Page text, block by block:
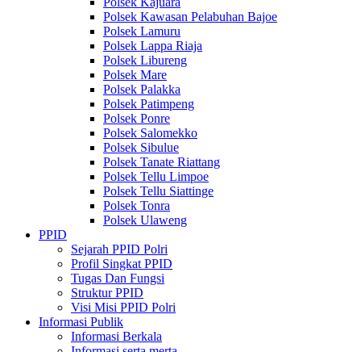
Polsek Kawasan Pelabuhan Bajoe
Polsek Lamuru
Polsek Lappa Riaja
Polsek Libureng
Polsek Mare
Polsek Palakka
Polsek Patimpeng
Polsek Ponre
Polsek Salomekko
Polsek Sibulue
Polsek Tanate Riattang
Polsek Tellu Limpoe
Polsek Tellu Siattinge
Polsek Tonra
Polsek Ulaweng
PPID
Sejarah PPID Polri
Profil Singkat PPID
Tugas Dan Fungsi
Struktur PPID
Visi Misi PPID Polri
Informasi Publik
Informasi Berkala